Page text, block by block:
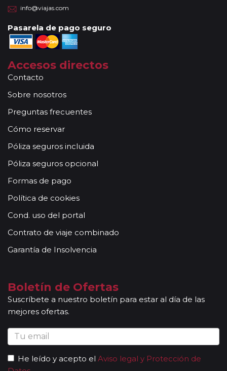
info@viajas.com
Pasarela de pago seguro
Accesos directos
Contacto
Sobre nosotros
Preguntas frecuentes
Cómo reservar
Póliza seguros incluida
Póliza seguros opcional
Formas de pago
Política de cookies
Cond. uso del portal
Contrato de viaje combinado
Garantía de Insolvencia
Boletín de Ofertas
Suscríbete a nuestro boletín para estar al día de las
mejores ofertas.
He leído y acepto el Aviso legal y Protección de